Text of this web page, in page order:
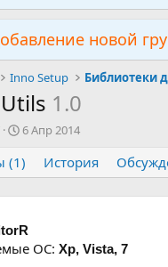
новой
Inno Setup Библиотеки
1.0
Д
т
а
с
з
а
6 Апр 2014
(1) История
ОС: Xp, Vista, 7